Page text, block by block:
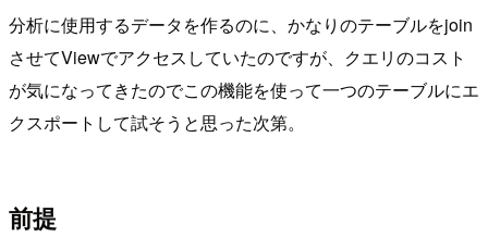
分析に使用するデータを作るのに、かなりのテーブルをjoin
させてViewでアクセスしていたのですが、クエリのコスト
が気になってきたのでこの機能を使って一つのテーブルにエ
クスポートして試そうと思った次第。
前提